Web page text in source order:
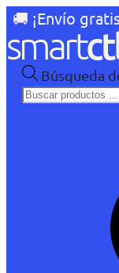
🚚 ¡Envío
Búsqueda